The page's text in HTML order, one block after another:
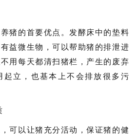
猪的首要优点。发酵床中的垫料
益微生物，可以帮助猪的排泄进
用每天都清扫猪栏，产生的废弃
起立，也基本上不会排放很多污
可以让猪充分活动，保证猪的健